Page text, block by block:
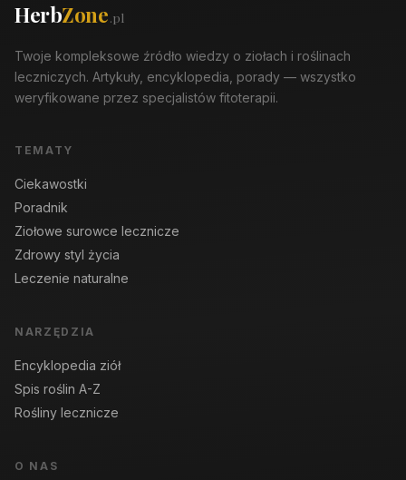
HerbZone.pl
Twoje kompleksowe źródło wiedzy o ziołach i roślinach
leczniczych. Artykuły, encyklopedia, porady — wszystko
weryfikowane przez specjalistów fitoterapii.
TEMATY
Ciekawostki
Poradnik
Ziołowe surowce lecznicze
Zdrowy styl życia
Leczenie naturalne
NARZĘDZIA
Encyklopedia ziół
Spis roślin A-Z
Rośliny lecznicze
O NAS